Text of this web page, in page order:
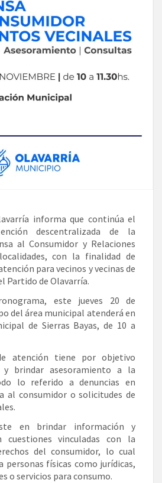
informa que continúa el
descentralizada de la
al Consumidor y Relaciones
con la finalidad de
para vecinos y vecinas de
Partido de Olavarría.
este jueves 20 de
del área municipal atenderá en
de Sierras Bayas, de 10 a
atención tiene por objetivo
brindar asesoramiento a la
lo referido a denuncias en
al consumidor o solicitudes de
en brindar información y
cuestiones vinculadas con la
del consumidor, lo cual
físicas como jurídicas,
o servicios para consumo.